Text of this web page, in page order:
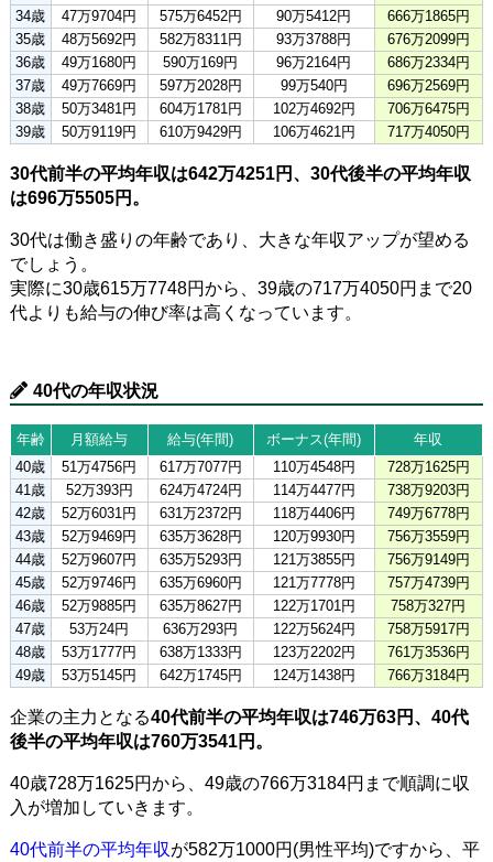
34歳
47万9704円 575万6452円 90万5412円
666万1865円
35歳
48万5692円 582万8311円 93万3788円
676万2099円
36歳
49万1680円 590万169円 96万2164円
686万2334円
37歳
49万7669円 597万2028円 99万540円
696万2569円
38歳
50万3481円 604万1781円 102万4692円
706万6475円
39歳
50万9119円 610万9429円 106万4621円 717万4050円
30代前半の平均年収は642万4251円、30代後半の平均年収
は696万5505円。
30代は働き盛りの年齢であり、大きな年収アップが望める
でしょう。
実際に30歳615万7748円から、39歳の717万4050円まで20
代よりも給与の伸び率は高くなっています。
40代の年収状況
年齢 月額給与 給与(年間) ボーナス(年間)
年収
40歳
51万4756円 617万7077円 110万4548円
728万1625円
41歳
52万393円 624万4724円 114万4477円
738万9203円
42歳
52万6031円 631万2372円 118万4406円
749万6778円
43歳
52万9469円 635万3628円 120万9930円
756万3559円
44歳
52万9607円 635万5293円 121万3855円
756万9149円
45歳
52万9746円 635万6960円 121万7778円
757万4739円
46歳
52万9885円 635万8627円 122万1701円
758万327円
47歳
53万24円 636万293円 122万5624円
758万5917円
48歳
53万1777円 638万1333円 123万2202円
761万3536円
49歳
53万5145円 642万1745円 124万1438円 766万3184円
企業の主力となる40代前半の平均年収は746万63円、40代
後半の平均年収は760万3541円。
40歳728万1625円から、49歳の766万3184円まで順調に収
入が増加していきます。
40代前半の平均年収が582万1000円(男性平均)ですから、平